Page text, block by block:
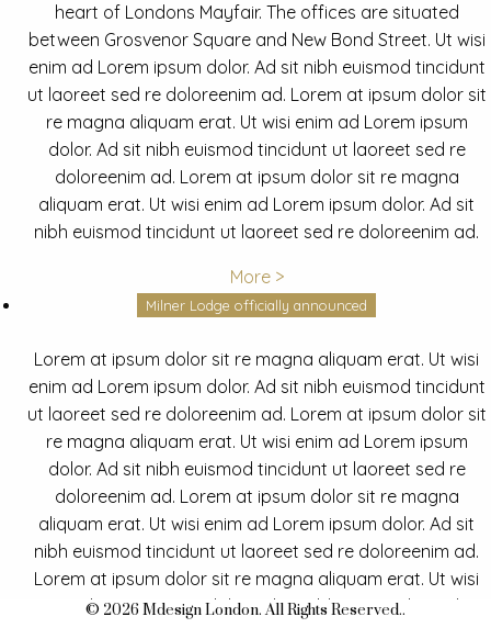
heart of Londons Mayfair. The offices are situated
between Grosvenor Square and New Bond Street. Ut wisi
enim ad Lorem ipsum dolor. Ad sit nibh euismod tincidunt
ut laoreet sed re doloreenim ad. Lorem at ipsum dolor sit
re magna aliquam erat. Ut wisi enim ad Lorem ipsum
dolor. Ad sit nibh euismod tincidunt ut laoreet sed re
doloreenim ad. Lorem at ipsum dolor sit re magna
aliquam erat. Ut wisi enim ad Lorem ipsum dolor. Ad sit
nibh euismod tincidunt ut laoreet sed re doloreenim ad.
More >
Milner Lodge officially announced
Lorem at ipsum dolor sit re magna aliquam erat. Ut wisi
enim ad Lorem ipsum dolor. Ad sit nibh euismod tincidunt
ut laoreet sed re doloreenim ad. Lorem at ipsum dolor sit
re magna aliquam erat. Ut wisi enim ad Lorem ipsum
dolor. Ad sit nibh euismod tincidunt ut laoreet sed re
doloreenim ad. Lorem at ipsum dolor sit re magna
aliquam erat. Ut wisi enim ad Lorem ipsum dolor. Ad sit
nibh euismod tincidunt ut laoreet sed re doloreenim ad.
Lorem at ipsum dolor sit re magna aliquam erat. Ut wisi
enim ad Lorem ipsum dolor. Ad sit nibh euismod tincidunt
© 2026 Mdesign London. All Rights Reserved..